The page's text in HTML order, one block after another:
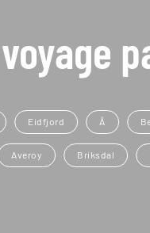
Eidfjord Å
Averoy Briksdal